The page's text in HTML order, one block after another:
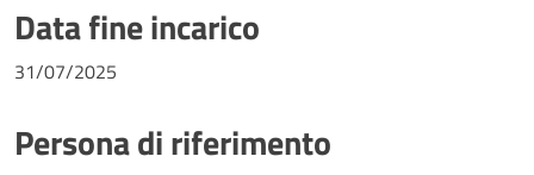
Data fine incarico
31/07/2025
Persona di riferimento